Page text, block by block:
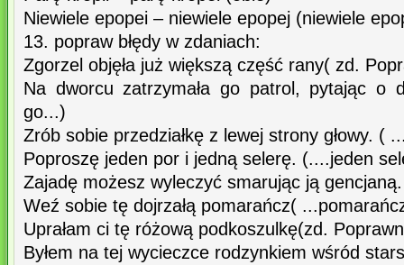
Niewiele epopei – niewiele epopej (niewiele
13. popraw błędy w zdaniach:
Zgorzel objęła już większą część rany( zd.
Na dworcu zatrzymała go patrol, pytając o
go...)
Zrób sobie przedziałkę z lewej strony głowy. (
Poproszę jeden por i jedną selerę. (....jeden
Zajadę możesz wyleczyć smarując ją
Weź sobie tę dojrzałą pomarańcz(
Uprałam ci tę różową podkoszulkę(zd.
Byłem na tej wycieczce rodzynkiem wśród